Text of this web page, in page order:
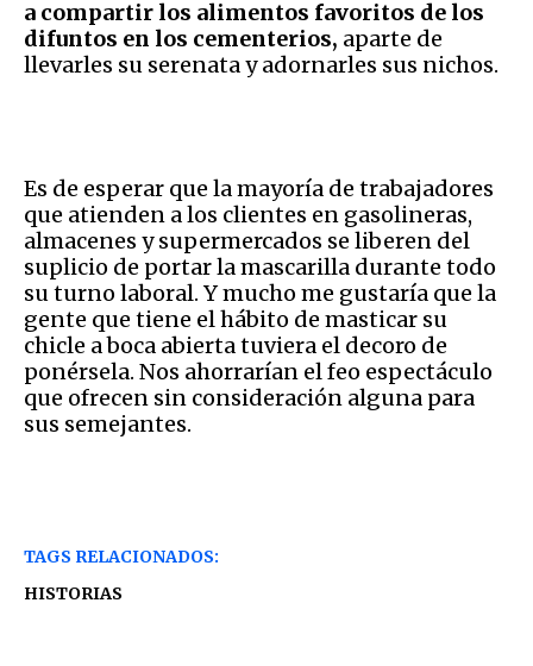
a compartir los alimentos favoritos de los
difuntos en los cementerios, aparte de
llevarles su serenata y adornarles sus nichos.
Es de esperar que la mayoría de trabajadores
que atienden a los clientes en gasolineras,
almacenes y supermercados se liberen del
suplicio de portar la mascarilla durante todo
su turno laboral. Y mucho me gustaría que la
gente que tiene el hábito de masticar su
chicle a boca abierta tuviera el decoro de
ponérsela. Nos ahorrarían el feo espectáculo
que ofrecen sin consideración alguna para
sus semejantes.
TAGS RELACIONADOS:
HISTORIAS